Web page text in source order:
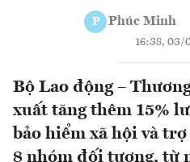
P Phúc Minh
16:38, 03/
Bộ Lao động –
xuất tăng thêm 15%
bảo hiểm xã hội và
8 nhóm đối tượng, từ